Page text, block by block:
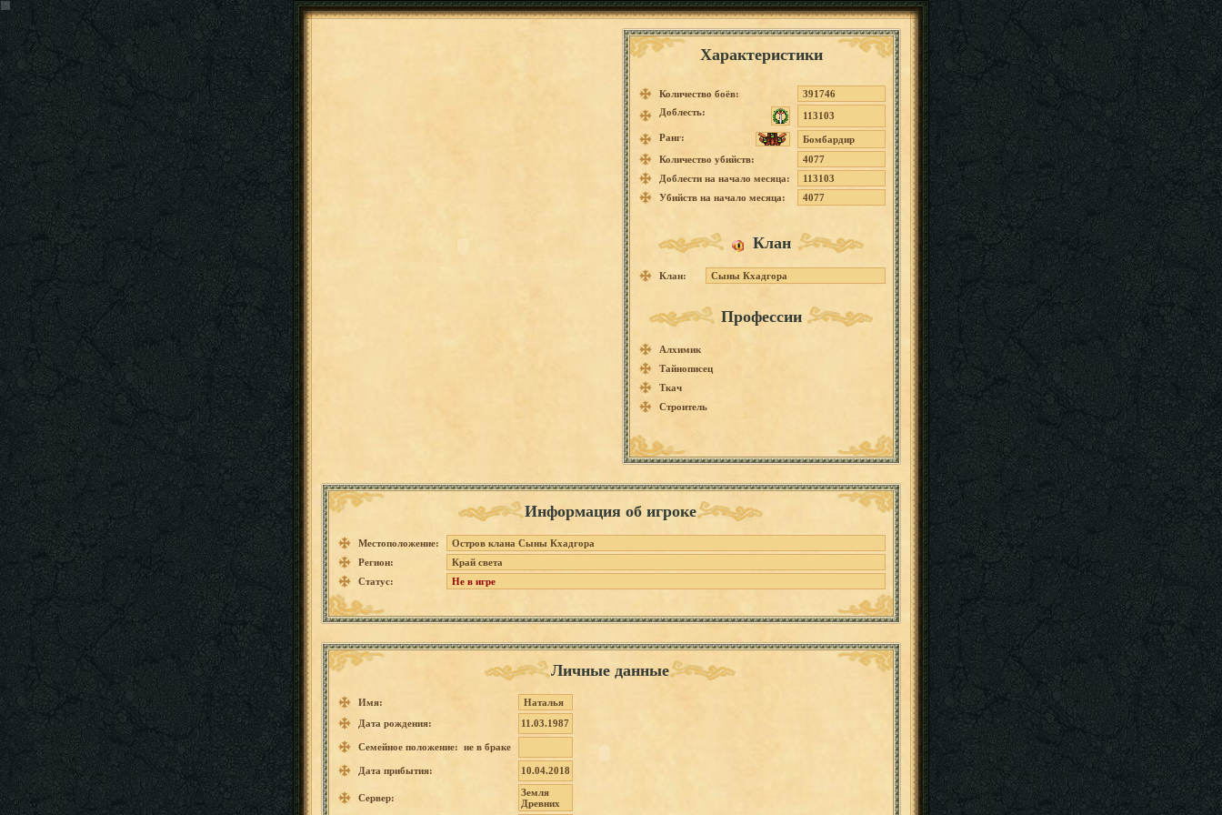
Характеристики
Количество боёв:
391746
Доблесть:
113103
Ранг:
Бомбардир
Количество убийств:
4077
Доблести на начало месяца:
113103
Убийств на начало месяца:
4077
Клан
Клан: Сыны Кхадгора
Профессии
Алхимик
Тайнописец
Ткач
Строитель
Информация об игроке
Местоположение:
Остров клана Сыны Кхадгора
Регион:
Край света
Статус:
Не в игре
Личные данные
Имя:
Наталья
Дата рождения:
11.03.1987
Семейное положение: не в браке
Дата прибытия: 10.04.2018
Сервер:
Земля
Древних